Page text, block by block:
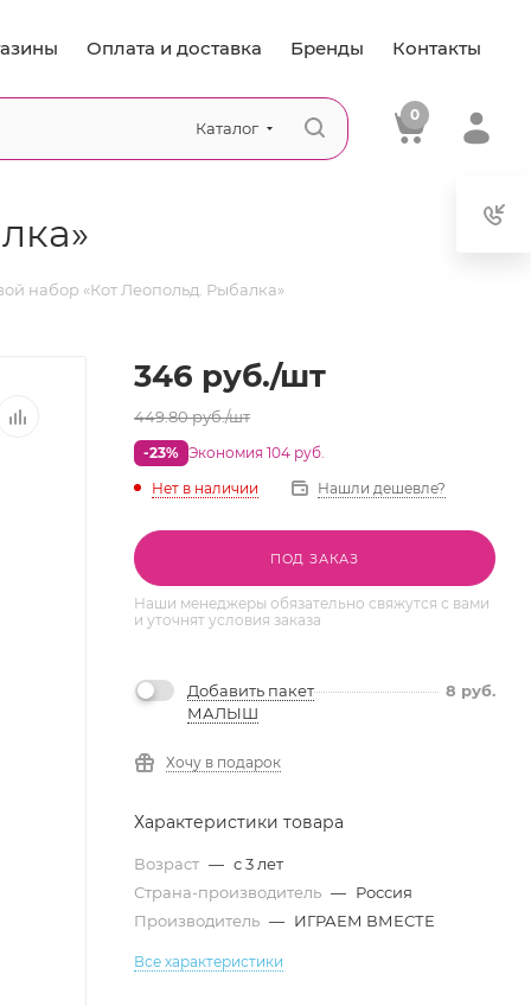
Оплата и доставка Бренды Контакты
Каталог
0
набор «Кот Леопольд. Рыбалка»
346 руб./шт
449.80руб./шт
-23% Экономия 104 руб.
Нет в наличии
Нашли дешевле?
ПОД ЗАКАЗ
Наши менеджеры обязательно свяжутся с вами
и уточнят условия заказа
Добавить пакет
МАЛЫШ
8 руб.
Хочу в подарок
Характеристики товара
Возраст — с 3 лет
Страна-производитель — Россия
Производитель — ИГРАЕМ ВМЕСТЕ
Все характеристики